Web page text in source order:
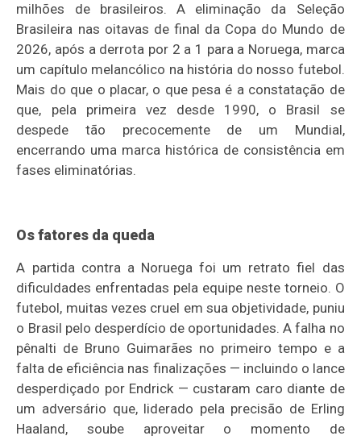
milhões de brasileiros. A eliminação da Seleção
Brasileira nas oitavas de final da Copa do Mundo de
2026, após a derrota por 2 a 1 para a Noruega, marca
um capítulo melancólico na história do nosso futebol.
Mais do que o placar, o que pesa é a constatação de
que, pela primeira vez desde 1990, o Brasil se
despede tão precocemente de um Mundial,
encerrando uma marca histórica de consistência em
fases eliminatórias.
Os fatores da queda
A partida contra a Noruega foi um retrato fiel das
dificuldades enfrentadas pela equipe neste torneio. O
futebol, muitas vezes cruel em sua objetividade, puniu
o Brasil pelo desperdício de oportunidades. A falha no
pênalti de Bruno Guimarães no primeiro tempo e a
falta de eficiência nas finalizações — incluindo o lance
desperdiçado por Endrick — custaram caro diante de
um adversário que, liderado pela precisão de Erling
Haaland, soube aproveitar o momento de